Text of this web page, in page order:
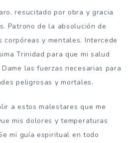
resucitado por obra y gracia
Patrono de la absolución de
corpóreas y mentales. Intercede
Trinidad para que mi salud
las fuerzas necesarias para
peligrosas y mortales.
a estos malestares que me
mis dolores y temperaturas
mi guía espiritual en todo